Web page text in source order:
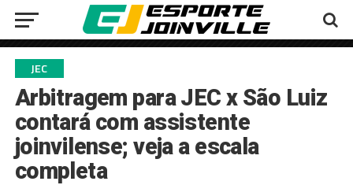
JEC
Arbitragem para JEC x São Luiz
contará com assistente
joinvilense; veja a escala
completa